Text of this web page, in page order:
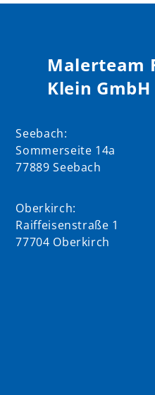
Malerteam
Klein GmbH
Seebach:
Sommerseite 14a
77889 Seebach
Oberkirch:
Raiffeisenstraße 1
77704 Oberkirch